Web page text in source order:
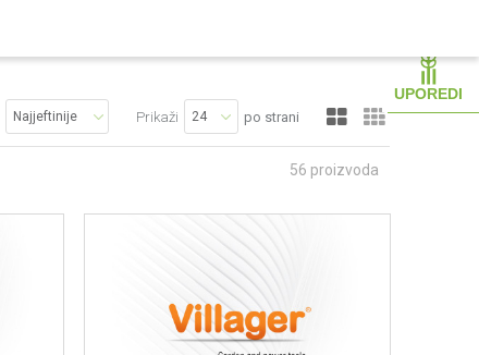
UPOREDI
Prikaži po strani
56 proizvoda